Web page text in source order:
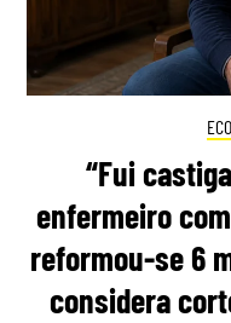
“Fui
enfermeiro
reformou-se 6
considera